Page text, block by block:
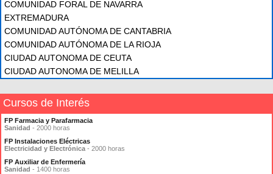
COMUNIDAD FORAL DE NAVARRA
EXTREMADURA
COMUNIDAD AUTÓNOMA DE CANTABRIA
COMUNIDAD AUTÓNOMA DE LA RIOJA
CIUDAD AUTONOMA DE CEUTA
CIUDAD AUTONOMA DE MELILLA
Cursos de Interés
FP Farmacia y Parafarmacia
Sanidad - 2000 horas
FP Instalaciones Eléctricas
Electricidad y Electrónica - 2000 horas
FP Auxiliar de Enfermería
Sanidad - 1400 horas